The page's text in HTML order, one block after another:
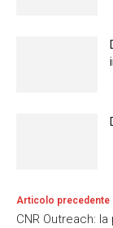
Articolo precedente
CNR Outreach: